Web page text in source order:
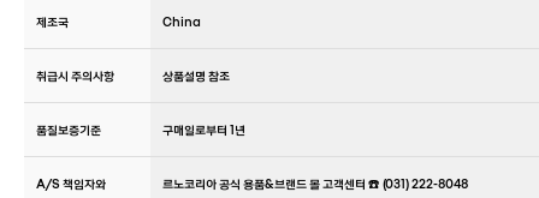
제조국 China
취급시 주의사항 상품설명 참조
품질보증기준 구매일로부터 1년
A/S 책임자와
르노코리아 공식 용품&브랜드 몰 고객센터 ☎️ (031) 222-8048